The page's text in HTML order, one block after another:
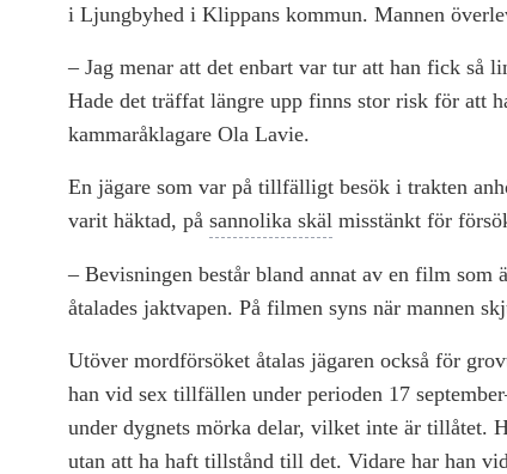
i Ljungbyhed i Klippans kommun. Mannen
– Jag menar att det enbart var tur att han fick så
Hade det träffat längre upp finns stor risk för att
kammaråklagare Ola Lavie.
En jägare som var på tillfälligt besök i trakten
varit häktad, på sannolika skäl misstänkt för
– Bevisningen består bland annat av en film som
åtalades jaktvapen. På filmen syns när mannen
Utöver mordförsöket åtalas jägaren också för
han vid sex tillfällen under perioden 17
under dygnets mörka delar, vilket inte är tillåtet.
utan att ha haft tillstånd till det. Vidare har han